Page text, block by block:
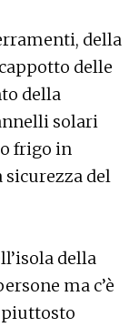
della
delle
della
solari
frigo in
sicurezza del
della
ma c’è
piuttosto